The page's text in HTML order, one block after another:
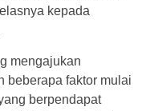
kepada
mengajukan
beberapa faktor mulai
berpendapat